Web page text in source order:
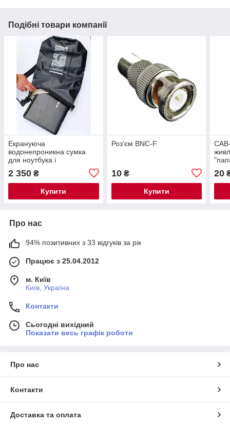
Подібні товари компанії
Екрануюча
водонепроникна сумка
для ноутбука і
/25 л
2 350 ₴
Купити
Роз'єм BNC-F
10₴
Купити
20
Про нас
94% позитивних з 33 відгуків за рік
Працює з 25.04.2012
м. Київ
Київ, Україна
Контакти
Сьогодні вихідний
Показати весь графік роботи
Про нас
Контакти
Доставка та оплата